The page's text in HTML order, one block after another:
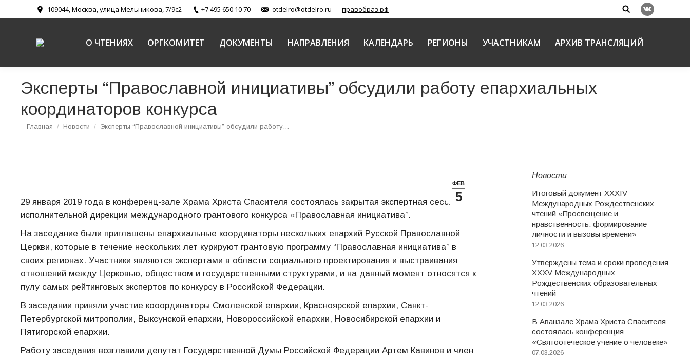
109044, Москва, улица Мельникова, 7/9с2 +7 495 650 10 70 otdelro@otdelro.ru правобраз.рф Search:
Вконтакте
О ЧТЕНИЯХ ОРГКОМИТЕТ ДОКУМЕНТЫ НАПРАВЛЕНИЯ КАЛЕНДАРЬ РЕГИОНЫ УЧАСТНИКАМ АРХИВ ТРАНСЛЯЦИЙ
Эксперты “Православной инициативы” обсудили работу епархиальных
координаторов конкурса
Вы здесь:
Главная Новости Эксперты “Православной инициативы” обсудили работу…
ФЕВ
5
29 января 2019 года в конференц-зале Храма Христа Спасителя состоялась закрытая экспертная сессия
исполнительной дирекции международного грантового конкурса «Православная инициатива”.
На заседание были приглашены епархиальные координаторы нескольких епархий Русской Православной
Церкви, которые в течение нескольких лет курируют грантовую программу “Православная инициатива” в
своих регионах. Участники являются экспертами в области социального проектирования и выстраивания
отношений между Церковью, обществом и государственными структурами, и на данный момент относятся к
пулу самых рейтинговых экспертов по конкурсу в Российской Федерации.
В заседании приняли участие кооординаторы Смоленской епархии, Красноярской епархии, Санкт-
Петербургской митрополии, Выксунской епархии, Новороссийской епархии, Новосибирской епархии и
Пятигорской епархии.
Работу заседания возглавили депутат Государственной Думы Российской Федерации Артем Кавинов и член
Новости
Итоговый документ XXХIV
Международных Рождественских
чтений «Просвещение и
нравственность: формирование
личности и вызовы времени»
12.03.2026
Утверждены тема и сроки проведения
XXXV Международных
Рождественских образовательных
чтений
12.03.2026
В Аванзале Храма Христа Спасителя
состоялась конференция
«Святоотеческое учение о человеке»
07.03.2026